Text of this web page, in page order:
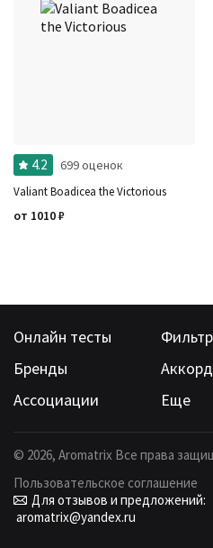
4.2 699 оценок
Valiant Boadicea the Victorious
от 1010₽
Онлайн тесты Фильтр
Бренды
Ассоциации
Еще
© 2026, Aromatrix Все права
Пользовательское соглашение
Для отзывов и предложений:
aromatrix@yandex.ru